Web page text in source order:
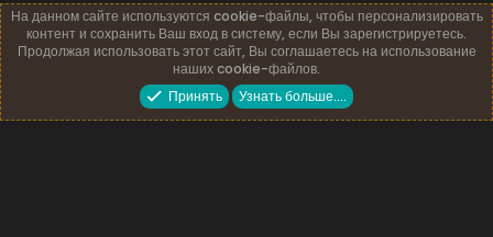
Обратная связь
Условия и правила
Политика конфиденциальности
Помощь Главная
На данном сайте используются cookie-файлы, чтобы персонализировать
контент и сохранить Ваш вход в систему, если Вы зарегистрируетесь.
Продолжая использовать этот сайт, Вы соглашаетесь на использование
наших cookie-файлов.
Принять
Узнать больше.…